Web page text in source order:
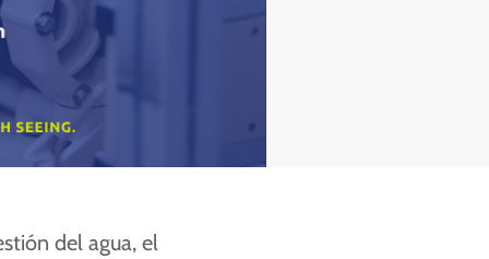
del agua, el